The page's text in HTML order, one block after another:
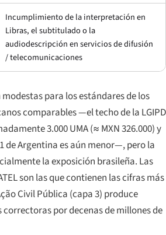
Incumplimiento de la interpretación en
Libras, el subtitulado o la
audiodescripción en servicios de difusión
/ telecomunicaciones
para los estándares de los
comparables —el techo de la LGIPD
3.000 UMA (≈ MXN 326.000) y
de Argentina es aún menor—, pero la
la exposición brasileña. Las
son las que contienen las cifras más
Civil Pública (capa 3) produce
por decenas de millones de